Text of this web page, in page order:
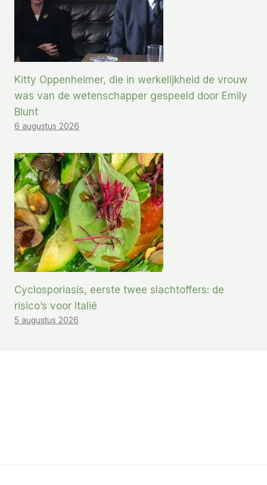
Kitty Oppenheimer, die in werkelijkheid de vrouw
was van de wetenschapper gespeeld door Emily
Blunt
6 augustus 2026
Cyclosporiasis, eerste twee slachtoffers: de
risico’s voor Italië
5 augustus 2026